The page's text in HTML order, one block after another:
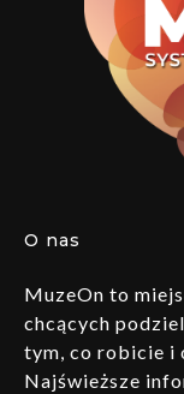
O nas
MuzeOn to
chcących
tym, co robicie i
Najświeższe